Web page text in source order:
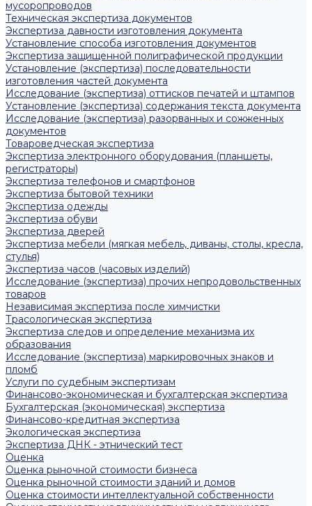
мусоропроводов
Техническая экспертиза документов
Экспертиза давности изготовления документа
Установление способа изготовления документов
Экспертиза защищенной полиграфической продукции
Установление (экспертиза) последовательности
изготовления частей документа
Исследование (экспертиза) оттисков печатей и штампов
Установление (экспертиза) содержания текста документа
Исследование (экспертиза) разорванных и сожженных
документов
Товароведческая экспертиза
Экспертиза электронного оборудования (планшеты,
регистраторы)
Экспертиза телефонов и смартфонов
Экспертиза бытовой техники
Экспертиза одежды
Экспертиза обуви
Экспертиза дверей
Экспертиза мебели (мягкая мебель, диваны, столы, кресла,
стулья)
Экспертиза часов (часовых изделий)
Исследование (экспертиза) прочих непродовольственных
товаров
Независимая экспертиза после химчистки
Трасологическая экспертиза
Экспертиза следов и определение механизма их
образования
Исследование (экспертиза) маркировочных знаков и
пломб
Услуги по судебным экспертизам
Финансово-экономическая и бухгалтерская экспертиза
Бухгалтерская (экономическая) экспертиза
Финансово-кредитная экспертиза
Экологическая экспертиза
Экспертиза ДНК - этнический тест
Оценка
Оценка рыночной стоимости бизнеса
Оценка рыночной стоимости зданий и домов
Оценка стоимости интеллектуальной собственности